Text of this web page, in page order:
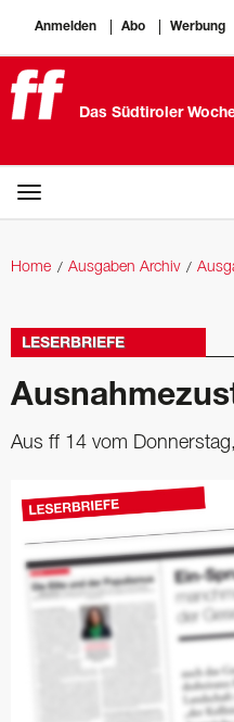
Anmelden Abo Werbung
Das Südtiroler
Home Ausgaben Archiv
LESERBRIEFE
Aus ff 14 vom